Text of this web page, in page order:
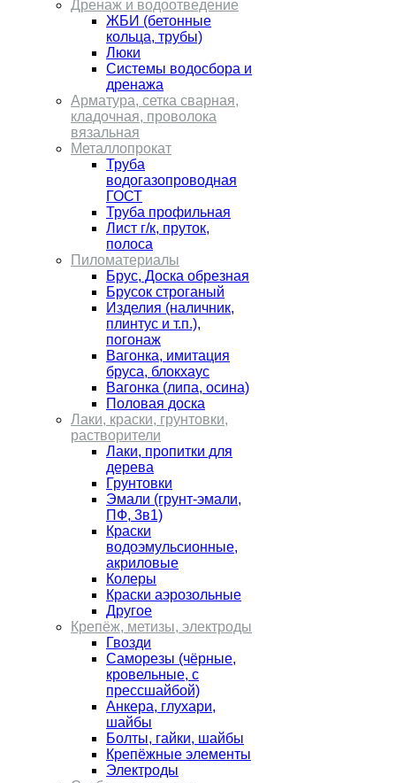
Дренаж и водоотведение
ЖБИ (бетонные
кольца, трубы)
Люки
Системы водосбора и
дренажа
Арматура, сетка сварная,
кладочная, проволока
вязальная
Металлопрокат
Труба
водогазопроводная
ГОСТ
Труба профильная
Лист г/к, пруток,
полоса
Пиломатериалы
Брус, Доска обрезная
Брусок строганый
Изделия (наличник,
плинтус и т.п.),
погонаж
Вагонка, имитация
бруса, блокхаус
Вагонка (липа, осина)
Половая доска
Лаки, краски, грунтовки,
растворители
Лаки, пропитки для
дерева
Грунтовки
Эмали (грунт-эмали,
ПФ, 3в1)
Краски
водоэмульсионные,
акриловые
Колеры
Краски аэрозольные
Другое
Крепёж, метизы, электроды
Гвозди
Cаморезы (чёрные,
кровельные, с
прессшайбой)
Анкера, глухари,
шайбы
Болты, гайки, шайбы
Крепёжные элементы
Электроды